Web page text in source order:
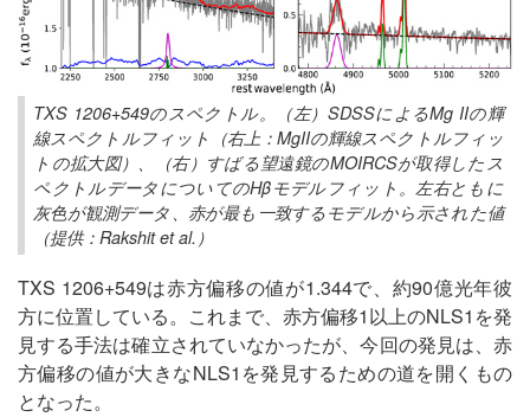
TXS 1206+549のスペクトル。（左）SDSSによるMg IIの輝
線スペクトルフィット（右上：MgIIの輝線スペクトルフィッ
トの拡大図）、（右）すばる望遠鏡のMOIRCSが取得したス
ペクトルデータについてのHβモデルフィット。左右ともに
灰色が観測データ、赤が最も一致するモデルから示された値
（提供：Rakshit et al.）
TXS 1206+549は赤方偏移の値が1.344で、約90億光年彼
方に位置している。これまで、赤方偏移1以上のNLS1を発
見する手法は確立されていなかったが、今回の発見は、赤
方偏移の値が大きなNLS1を発見するための道を開くもの
となった。